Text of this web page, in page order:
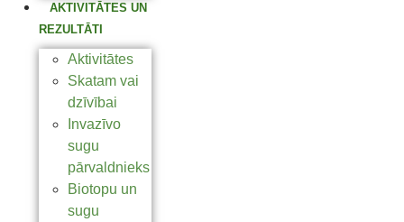
AKTIVITĀTES UN
REZULTĀTI
Aktivitātes
Skatam vai
dzīvībai
Invazīvo
sugu
pārvaldnieks
Biotopu un
sugu